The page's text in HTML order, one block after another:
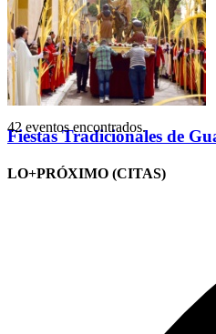
Fiestas Tradicionales de
LO+PRÓXIMO (CITAS)
42 eventos encontrados.